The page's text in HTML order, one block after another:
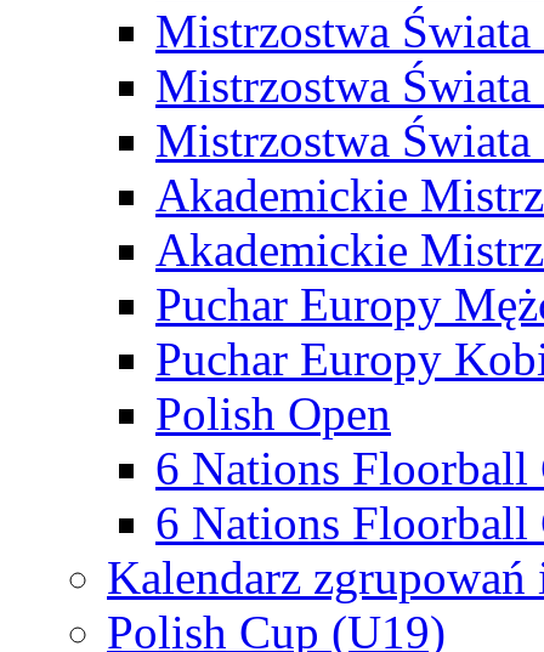
Mistrzostwa
Mistrzostwa
Mistrzostwa
Akademickie
Akademickie
Puchar Europy
Puchar Europy
Polish Open
6 Nations Floorball
6 Nations Floorball
Kalendarz
Polish Cup (U19)